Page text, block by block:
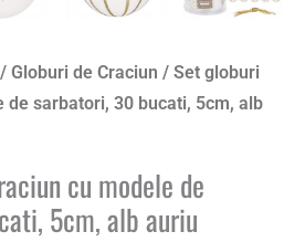
/ Globuri de Craciun / Set globuri
de sarbatori, 30 bucati, 5cm, alb
cu modele de
5cm, alb auriu